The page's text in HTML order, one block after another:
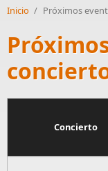
Inicio / Próximos
Concierto